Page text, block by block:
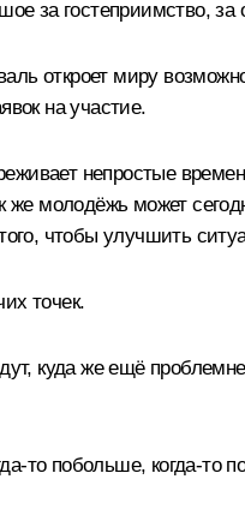
за гостеприимство, за
откроет миру
на участие.
непростые
молодёжь может
чтобы улучшить
точек.
куда же ещё
то побольше, когда-то